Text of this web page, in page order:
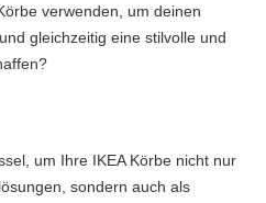
verwenden, um deinen
gleichzeitig eine stilvolle und
um Ihre IKEA Körbe nicht nur
sondern auch als